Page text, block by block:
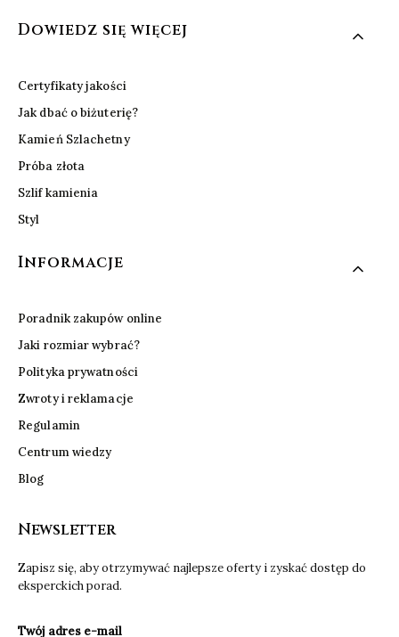
Dowiedz się więcej
Certyfikaty jakości
Jak dbać o biżuterię?
Kamień Szlachetny
Próba złota
Szlif kamienia
Styl
Informacje
Poradnik zakupów online
Jaki rozmiar wybrać?
Polityka prywatności
Zwroty i reklamacje
Regulamin
Centrum wiedzy
Blog
Newsletter
Zapisz się, aby otrzymywać najlepsze oferty i zyskać dostęp do
eksperckich porad.
Twój adres e-mail